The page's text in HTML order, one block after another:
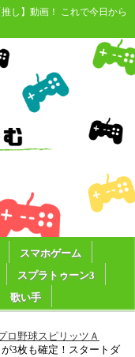
し】動画！ これで今日から
スマホゲーム
スプラトゥーン3
歌い手
ロ野球スピリッツＡ
3枚も確定！スタートダ